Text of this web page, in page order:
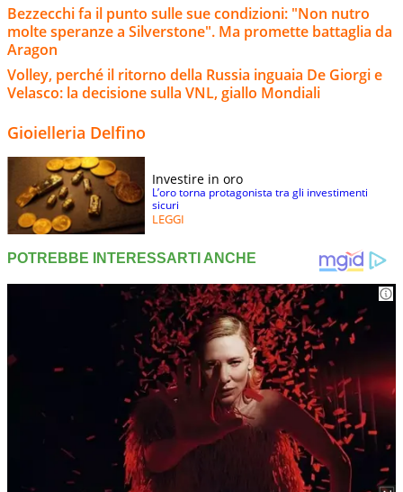
Bezzecchi fa il punto sulle sue condizioni: "Non nutro
molte speranze a Silverstone". Ma promette battaglia da
Aragon
Volley, perché il ritorno della Russia inguaia De Giorgi e
Velasco: la decisione sulla VNL, giallo Mondiali
Gioielleria Delfino
Investire in oro
L’oro torna protagonista tra gli investimenti
sicuri
LEGGI